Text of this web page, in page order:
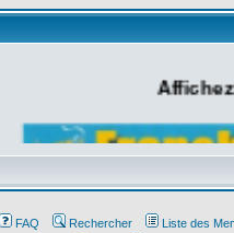
FAQ Rechercher
Liste des